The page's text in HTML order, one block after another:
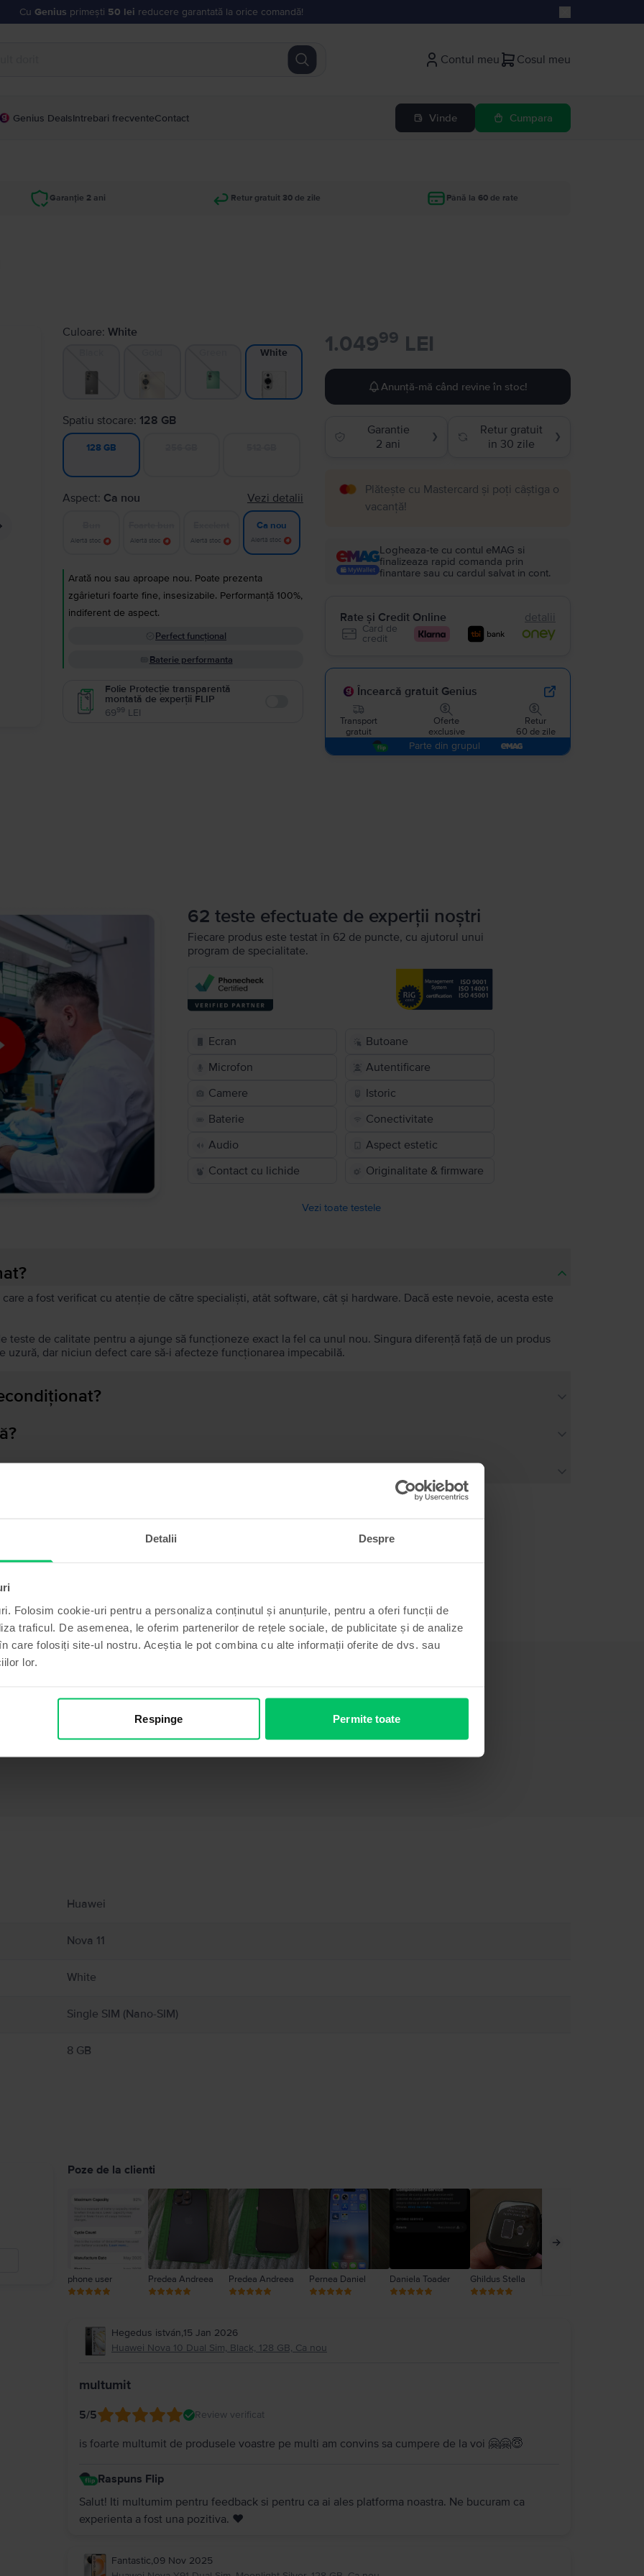
Detalii Despre
Folosim cookie-uri pentru a personaliza conținutul și anunțurile, pentru a oferi funcții de
traficul. De asemenea, le oferim partenerilor de rețele sociale, de publicitate și de analize
care folosiți site-ul nostru. Aceștia le pot combina cu alte informații oferite de dvs. sau
lor.
Respinge Permite toate
Cu Genius primești 50 lei reducere garantată la orice comandă!
Contul meu Cosul meu
Genius DealsIntrebari frecventeContact Vinde Cumpara
Garanție 2 ani Retur gratuit 30 de zile Până la 60 de rate
Culoare:White
White
Spatiu stocare: 128 GB
128 GB
Aspect: Ca nou Vezi detalii
Alertă stoc Alertă stoc Alertă stoc
Ca nou
Alertă stoc
Arată nou sau aproape nou. Poate prezenta
zgârieturi foarte fine, insesizabile. Performanță 100%,
indiferent de aspect.
Perfect funcțional
Baterie performanta
Folie Protecție transparentă
montată de experții FLIP
6999 LEI
1.04999 LEI
Anunță-mă când revine în stoc!
Garantie
2 ani
❯
Retur gratuit
in 30 zile
❯
Plătește cu Mastercard și poți câștiga o
vacanță!
Logheaza-te cu contul eMAG si
finalizeaza rapid comanda prin
finantare sau cu cardul salvat in cont.
Rate și Credit Online detalii
Card de
credit
Încearcă gratuit Genius
Transport
gratuit
Oferte
exclusive
Retur
60 de zile
Parte din grupul
62 teste efectuate de experții noștri
Fiecare produs este testat în 62 de puncte, cu ajutorul unui
program de specialitate.
Ecran
Butoane
Microfon
Autentificare
Camere
Istoric
Baterie
Conectivitate
Audio
Aspect estetic
Contact cu lichide
Originalitate & firmware
Vezi toate testele
a fost verificat cu atenție de către specialiști, atât software, cât și hardware. Dacă este nevoie, acesta este
teste de calitate pentru a ajunge să funcționeze exact la fel ca unul nou. Singura diferență față de un produs
uzură, dar niciun defect care să-i afecteze funcționarea impecabilă.
Ca nou
Huawei
Nova 11
White
Single SIM (Nano-SIM)
8 GB
Poze de la clienti
phone user Predea Andreea Predea Andreea Pernea Daniel Daniela Toader Ghildus Stella
Hegedus istván,15 Jan 2026
Huawei Nova 10 Dual Sim, Black, 128 GB, Ca nou
multumit
5/5 Review verificat
is foarte multumit de produsele voastre pe multi am convins sa cumpere de la voi 🤗🤗😇
Raspuns Flip
Salut! Iti multumim pentru feedback si pentru ca ai ales platforma noastra. Ne bucuram ca
experienta a fost una pozitiva. ❤️
Fantastic,09 Nov 2025